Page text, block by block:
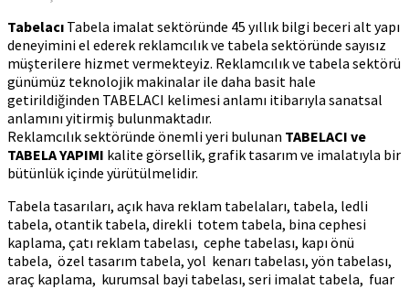
Tabelacı Tabela imalat sektöründe 45 yıllık bilgi beceri alt yapı
deneyimini el ederek reklamcılık ve tabela sektöründe sayısız
müşterilere hizmet vermekteyiz. Reklamcılık ve tabela sektörü
günümüz teknolojik makinalar ile daha basit hale
getirildiğinden TABELACI kelimesi anlamı itibarıyla sanatsal
anlamını yitirmiş bulunmaktadır.
Reklamcılık sektöründe önemli yeri bulunan TABELACI ve
TABELA YAPIMI kalite görsellik, grafik tasarım ve imalatıyla bir
bütünlük içinde yürütülmelidir.
Tabela tasarıları, açık hava reklam tabelaları, tabela, ledli
tabela, otantik tabela, direkli totem tabela, bina cephesi
kaplama, çatı reklam tabelası, cephe tabelası, kapı önü
tabela, özel tasarım tabela, yol kenarı tabelası, yön tabelası,
araç kaplama, kurumsal bayi tabelası, seri imalat tabela, fuar